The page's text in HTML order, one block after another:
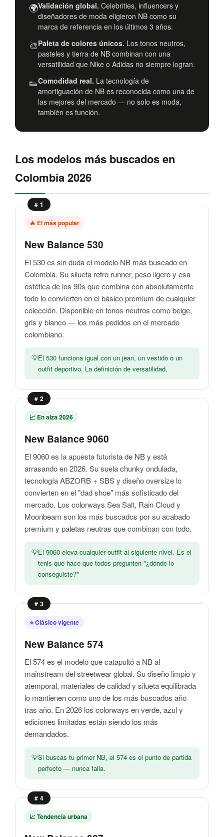
🌍Validación global. Celebrities, influencers y
diseñadores de moda eligieron NB como su
marca de referencia en los últimos 3 años.
🎨Paleta de colores únicos. Los tonos neutros,
pasteles y tierra de NB combinan con una
versatilidad que Nike o Adidas no siempre logran.
👟Comodidad real. La tecnología de
amortiguación de NB es reconocida como una de
las mejores del mercado — no solo es moda,
también es función.
Los modelos más buscados en
Colombia 2026
# 1
🔥 El más popular
New Balance 530
El 530 es sin duda el modelo NB más buscado en
Colombia. Su silueta retro runner, peso ligero y esa
estética de los 90s que combina con absolutamente
todo lo convierten en el básico premium de cualquier
colección. Disponible en tonos neutros como beige,
gris y blanco — los más pedidos en el mercado
colombiano.
El 530 funciona igual con un jean, un vestido o un
outfit deportivo. La definición de versatilidad.
# 2
📈 En alza 2026
New Balance 9060
El 9060 es la apuesta futurista de NB y está
arrasando en 2026. Su suela chunky ondulada,
tecnología ABZORB + SBS y diseño oversize lo
convierten en el "dad shoe" más sofisticado del
mercado. Los colorways Sea Salt, Rain Cloud y
Moonbeam son los más buscados por su acabado
premium y paletas neutras que combinan con todo.
El 9060 eleva cualquier outfit al siguiente nivel. Es el
tenis que hace que todos pregunten "¿dónde lo
conseguiste?"
# 3
⭐ Clásico vigente
New Balance 574
El 574 es el modelo que catapultó a NB al
mainstream del streetwear global. Su diseño limpio y
atemporal, materiales de calidad y silueta equilibrada
lo mantienen como uno de los más buscados año
tras año. En 2026 los colorways en verde, azul y
ediciones limitadas están siendo los más
demandados.
Si buscas tu primer NB, el 574 es el punto de partida
perfecto — nunca falla.
# 4
📈 Tendencia urbana